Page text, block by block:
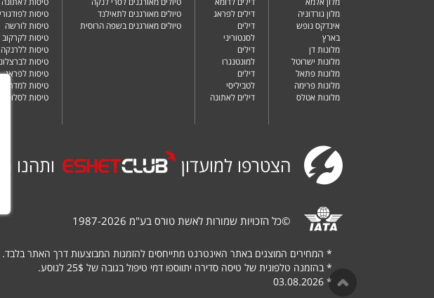
מלון גורדוניה
אינדקס נופש
בארץ
מלונות דן
מלונות ישרוטל
מלונות פתאל
מלונות פרימה
מלונות אטלס
דילים לפראג
דילים
לסנטוריני
דילים
למונטנגרו
דילים
לטביליסי
דילים לאתונה
טיולים מאורגנים לתאילנד
טיולים מאורגנים בשפה הרוסית
טיסות
טיסות לורשה
טיסות לקרקוב
טיסות ללרנקה
טיסות
טיסות לפראג
טיסות למדריד
טיסות לסלוניקי
הצטרפו למועדון ותהנו
©כל הזכויות שמורות לאשת טורס בע"מ 1987-2026
* המחירים המוצגים באתר האינטרנט מתייחסים להזמנות המבוצעות דרך האתר בלבד.
* בהזמנה טלפונית של טיסה סדירה יתווספו דמי טיפול בגובה של 25$ לנוסע.
*
03.08.2026